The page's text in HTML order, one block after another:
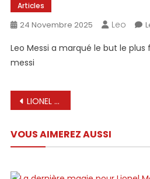
Articles
24 Novembre 2025 Leo
Leo Messi a marqué le but le
messi
Navigation
l’article
LIONEL MESSI– 30 moments légendaires
VOUS AIMEREZ AUSSI